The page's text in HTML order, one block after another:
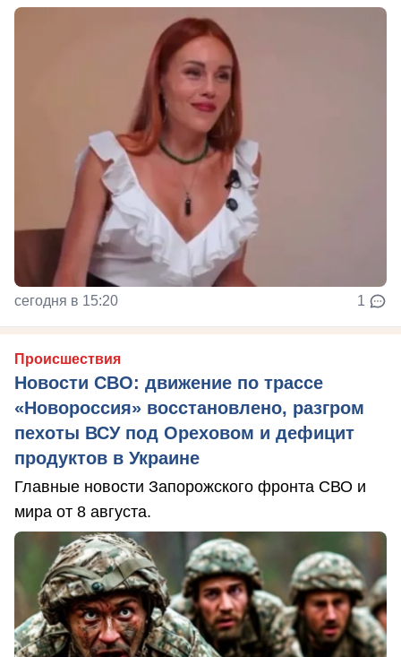
сегодня в 15:20 1
Происшествия
Новости СВО: движение по трассе
«Новороссия» восстановлено, разгром
пехоты ВСУ под Ореховом и дефицит
продуктов в Украине
Главные новости Запорожского фронта СВО и
мира от 8 августа.